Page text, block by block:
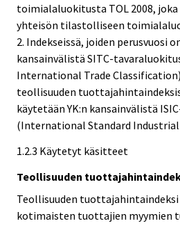
toimialaluokitusta TOL 2008,
yhteisön tilastolliseen
2. Indekseissä, joiden perusvuosi
kansainvälistä SITC-
International Trade
teollisuuden
käytetään YK:n kansainvälistä
(International Standard
1.2.3 Käytetyt käsitteet
Teollisuuden
Teollisuuden tuottajahintaindeksi
kotimaisten tuottajien myymien